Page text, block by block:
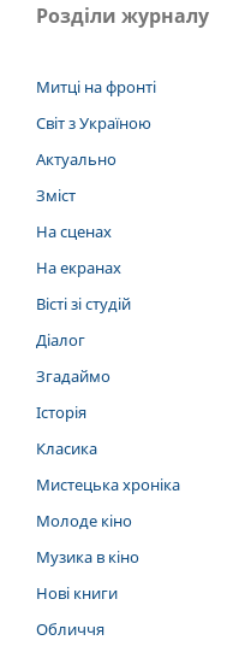
Розділи журналу
Митці на фронті
Світ з Україною
Актуально
Зміст
На сценах
На екранах
Вісті зі студій
Діалог
Згадаймо
Історія
Класика
Мистецька хроніка
Молоде кіно
Музика в кіно
Нові книги
Обличчя